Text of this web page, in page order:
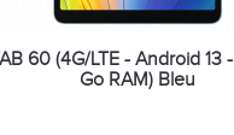
60 (4G/LTE - Android 13
Go RAM) Bleu